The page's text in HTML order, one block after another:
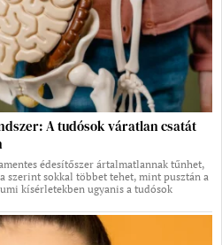
A tudósok váratlan csatát
édesítőszer ártalmatlannak tűnhet,
szerint sokkal többet tehet, mint pusztán a
kísérletekben ugyanis a tudósok